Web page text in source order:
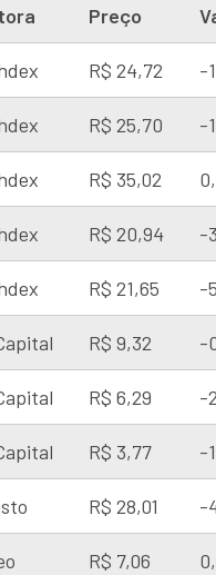
Preço
R$ 24,72 -
R$ 25,70 -
R$ 35,02
R$ 20,94 -
R$ 21,65 -
R$ 9,32 -
R$ 6,29 -
R$ 3,77 -
R$ 28,01 -
R$ 7,06